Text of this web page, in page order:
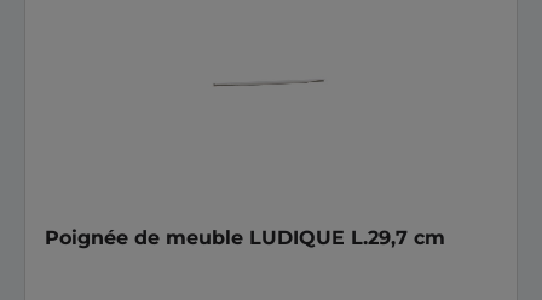
Poignée de meuble LUDIQUE L.29,7 cm